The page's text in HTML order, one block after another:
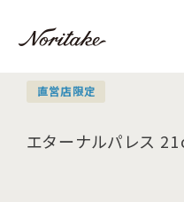
直営店限定
エターナルパレス